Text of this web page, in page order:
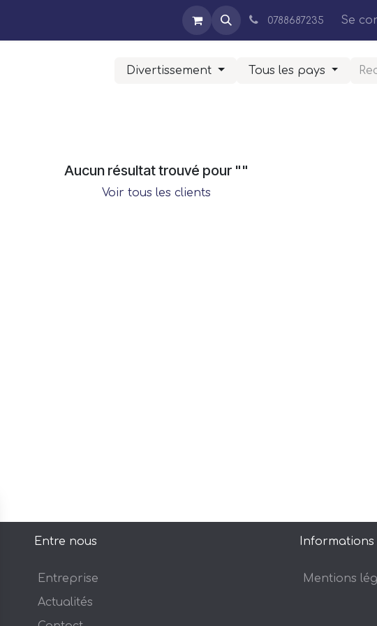
Contact Boutique Cours
0788687235 Se
Divertissement Tous les pays
Aucun résultat trouvé pour ""
Voir tous les clients
Entre nous
Entreprise
Actualités
Informations
Mentions